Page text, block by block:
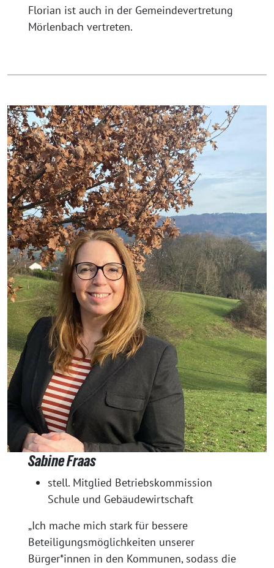
Florian ist auch in der Gemeindevertretung
Mörlenbach vertreten.
Sabine Fraas
stell. Mitglied Betriebskommission
Schule und Gebäudewirtschaft
„Ich mache mich stark für bessere
Beteiligungsmöglichkeiten unserer
Bürger*innen in den Kommunen, sodass die